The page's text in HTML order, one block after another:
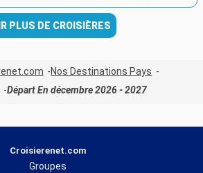
PLUS DE CROISIÈRES
Nos Destinations Pays
Départ En décembre 2026 - 2027
Croisierenet.com
Groupes